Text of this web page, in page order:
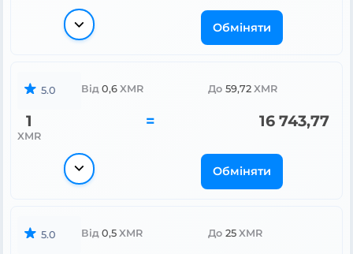
Обміняти
5.0 Від 0,6 XMR До 59,72 XMR
1
XMR
= 16 743,77
Обміняти
5.0 Від 0,5 XMR До 25 XMR